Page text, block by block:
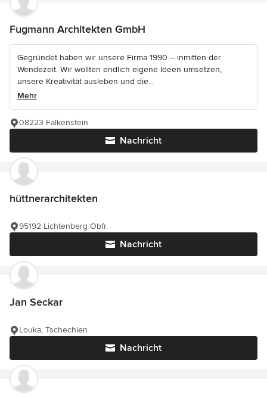
Fugmann Architekten GmbH
Gegründet haben wir unsere Firma 1990 – inmitten der
Wendezeit. Wir wollten endlich eigene Ideen umsetzen,
unsere Kreativität ausleben und die...
Mehr
Nachricht
08223 Falkenstein
hüttnerarchitekten
Nachricht
95192 Lichtenberg Obfr.
Jan Seckar
Nachricht
Louka, Tschechien